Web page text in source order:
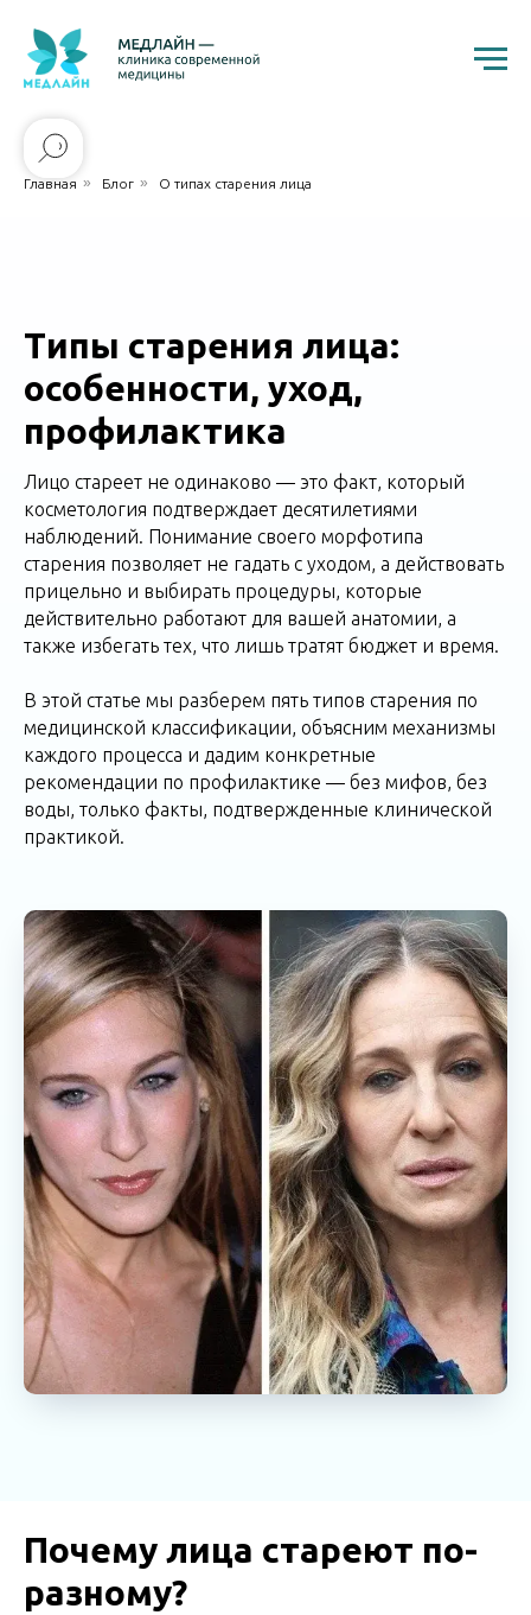
Главная » Блог » О типах старения лица
Типы старения лица:
особенности, уход,
профилактика
Лицо стареет не одинаково — это факт, который
косметология подтверждает десятилетиями
наблюдений. Понимание своего морфотипа
старения позволяет не гадать с уходом, а действовать
прицельно и выбирать процедуры, которые
действительно работают для вашей анатомии, а
также избегать тех, что лишь тратят бюджет и время.
В этой статье мы разберем пять типов старения по
медицинской классификации, объясним механизмы
каждого процесса и дадим конкретные
рекомендации по профилактике — без мифов, без
воды, только факты, подтвержденные клинической
практикой.
Почему лица стареют по-
разному?